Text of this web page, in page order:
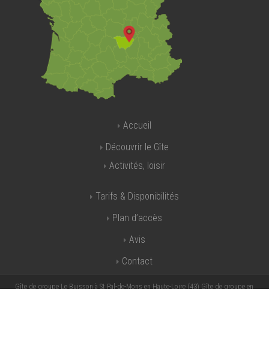
Accueil
Découvrir le Gîte
Activités, loisir
Tarifs & Disponibilités
Plan d’accès
Avis
Contact
Gîte de groupe Le Buisson à St Pal-de-Mons en Haute-Loire (43) Gîte de groupe en